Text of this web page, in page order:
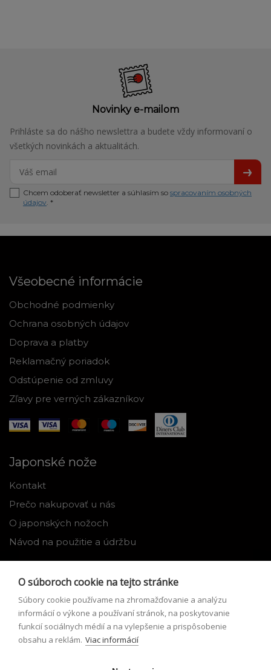
Novinky e-mailom
Prihláste sa do nášho newslettra a budete vždy informovaní o
všetkých novinkách a aktualitách.
Chcem odoberať newsletter a súhlasím so spracovaním osobných
údajov. *
Všeobecné informácie
Obchodné podmienky
Ochrana osobných údajov
Doprava a platby
Reklamačný poriadok
Odstúpenie od zmluvy
Zľavy pre verných zákazníkov
Japonské nože
Kontakt
Prečo nakupovať u nás
O japonských nožoch
Návod na použitie a údržbu
Môj profil
Zabudnuté heslo
O súboroch cookie na tejto stránke
Súbory cookie používame na zhromažďovanie a analýzu
informácií o výkone a používaní stránok, na poskytovanie
funkcií sociálnych médií a na vylepšenie a prispôsobenie
obsahu a reklám. Viac informácií